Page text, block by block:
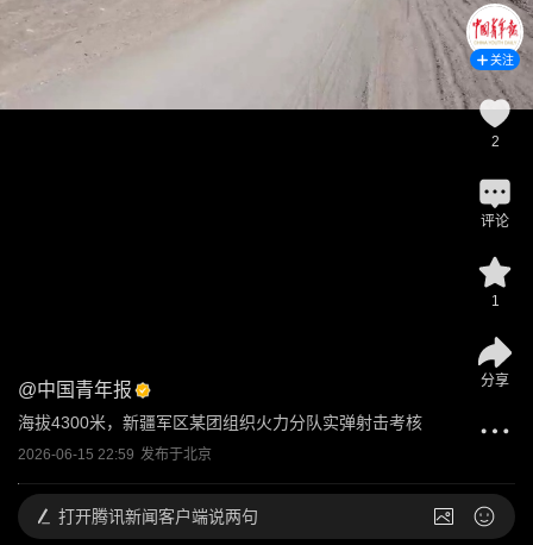
@中国青年报
海拔4300米，新疆军区某团组织火力分队实弹射击考核
2026-06-15 22:59 发布于北京
关注
2
评论
1
分享
打开腾讯新闻客户端说两句